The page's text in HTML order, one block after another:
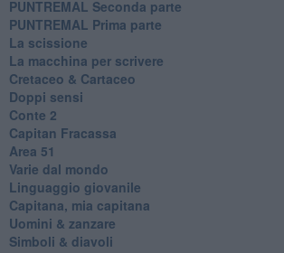
PUNTREMAL Seconda parte
​PUNTREMAL Prima parte
La scissione
La macchina per scrivere
Cretaceo & Cartaceo
Doppi sensi
​Conte 2
​Capitan Fracassa
​Area 51
Varie dal mondo
​Linguaggio giovanile
​Capitana, mia capitana
Uomini & zanzare
​Simboli & diavoli